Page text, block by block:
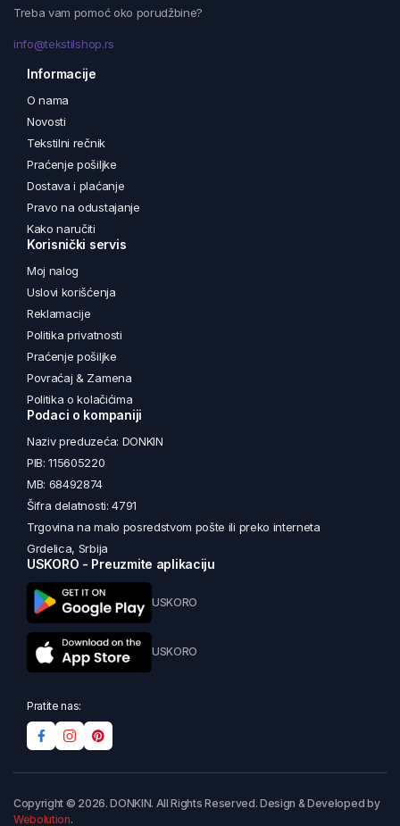
Treba vam pomoć oko porudžbine?
info@tekstilshop.rs
Informacije
O nama
Novosti
Tekstilni rečnik
Praćenje pošiljke
Dostava i plaćanje
Pravo na odustajanje
Kako naručiti
Korisnički servis
Moj nalog
Uslovi korišćenja
Reklamacije
Politika privatnosti
Praćenje pošiljke
Povraćaj & Zamena
Politika o kolačićima
Podaci o kompaniji
Naziv preduzeća: DONKIN
PIB: 115605220
MB: 68492874
Šifra delatnosti: 4791
Trgovina na malo posredstvom pošte ili preko interneta
Grdelica, Srbija
USKORO - Preuzmite aplikaciju
USKORO
USKORO
Pratite nas:
Copyright © 2026. DONKIN. All Rights Reserved. Design & Developed by
Webolution.